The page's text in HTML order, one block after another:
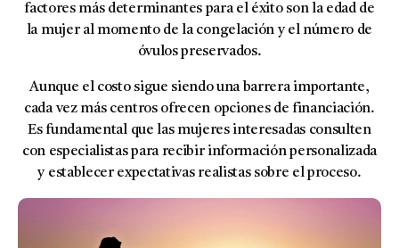
factores más determinantes para el éxito son la edad de
la mujer al momento de la congelación y el número de
óvulos preservados.
Aunque el costo sigue siendo una barrera importante,
cada vez más centros ofrecen opciones de financiación.
Es fundamental que las mujeres interesadas consulten
con especialistas para recibir información personalizada
y establecer expectativas realistas sobre el proceso.